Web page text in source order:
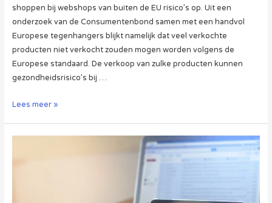
shoppen bij webshops van buiten de EU risico’s op. Uit een
onderzoek van de Consumentenbond samen met een handvol
Europese tegenhangers blijkt namelijk dat veel verkochte
producten niet verkocht zouden mogen worden volgens de
Europese standaard. De verkoop van zulke producten kunnen
gezondheidsrisico’s bij …
Webwinkels
Lees meer »